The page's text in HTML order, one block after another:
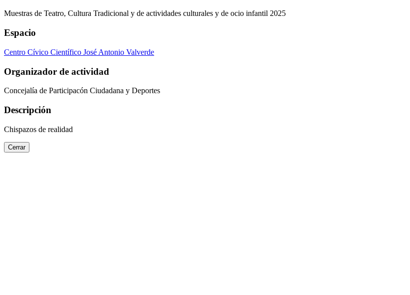
Muestras de Teatro, Cultura Tradicional y de actividades culturales y de ocio infantil 2025
Espacio
Centro Cívico Científico José Antonio Valverde
Organizador de actividad
Concejalía de Participacón Ciudadana y Deportes
Descripción
Chispazos de realidad
Cerrar